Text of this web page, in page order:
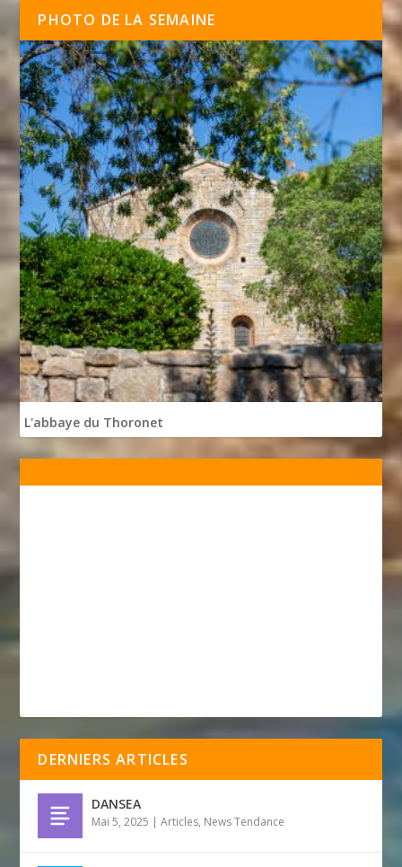
PHOTO DE LA SEMAINE
L'abbaye du Thoronet
DERNIERS ARTICLES
DANSEA
Mai 5, 2025 |Articles, News Tendance